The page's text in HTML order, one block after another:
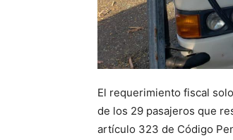
El requerimiento fiscal
de los 29 pasajeros que
artículo 323 de Código